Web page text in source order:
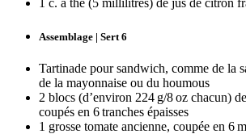
1 c. à thé (5 millilitres) de jus de citron
Assemblage | Sert 6
Tartinade pour sandwich, comme de la
de la mayonnaise ou du houmous
2 blocs (d’environ 224 g/8 oz chacun)
coupés en 6 tranches épaisses
1 grosse tomate ancienne, coupée en 6